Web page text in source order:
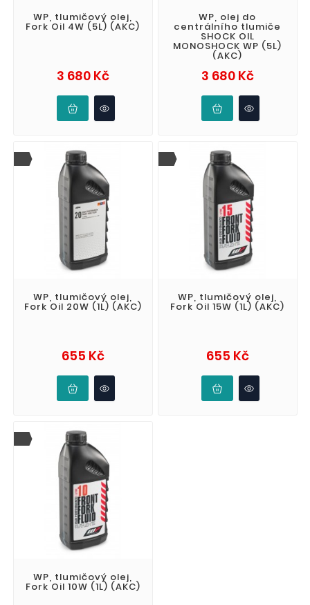
WP, tlumičový olej,
Fork Oil 4W (5L) (AKC)
3 680 KčCena
WP, olej do
centrálního tlumiče
SHOCK OIL
MONOSHOCK WP (5L)
(AKC)
3 680 KčCena
WP, tlumičový olej,
Fork Oil 20W (1L) (AKC)
655 KčCena
WP, tlumičový olej,
Fork Oil 15W (1L) (AKC)
655 KčCena
WP, tlumičový olej,
Fork Oil 10W (1L) (AKC)